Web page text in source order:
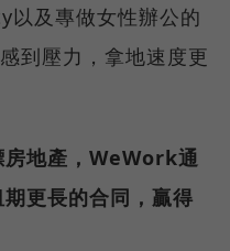
及專做女性辦公的
到壓力，拿地速度更
房地產，WeWork通
更長的合同，贏得